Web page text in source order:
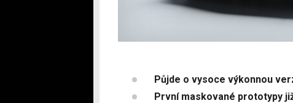
Půjde o vysoce výkonnou
První maskované prototypy